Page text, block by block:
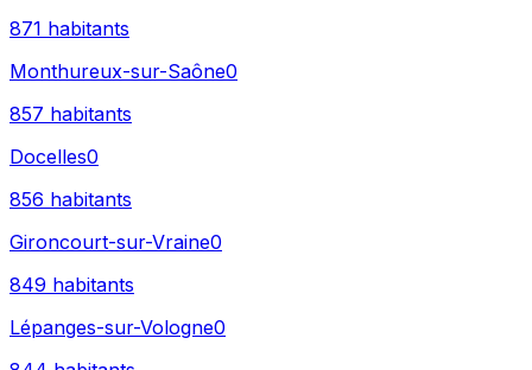
871 habitants
Monthureux-sur-Saône0
857 habitants
Docelles0
856 habitants
Gironcourt-sur-Vraine0
849 habitants
Lépanges-sur-Vologne0